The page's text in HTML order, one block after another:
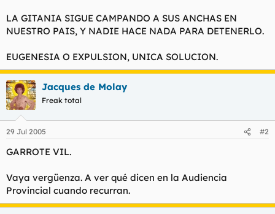
LA GITANIA SIGUE CAMPANDO A SUS ANCHAS EN
NUESTRO PAIS, Y NADIE HACE NADA PARA DETENERLO.
EUGENESIA O EXPULSION, UNICA SOLUCION.
Jacques de Molay
Freak total
29 Jul 2005 #2
GARROTE VIL.
Vaya vergüenza. A ver qué dicen en la Audiencia
Provincial cuando recurran.